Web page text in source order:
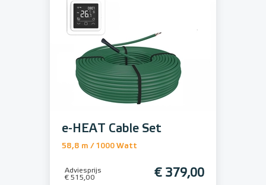
e-HEAT Cable Set
58,8 m / 1000 Watt
Adviesprijs
€ 515,00
€ 379,00